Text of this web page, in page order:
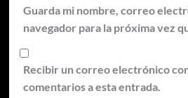
Guarda mi nombre, correo
navegador para la próxima vez
Recibir un correo electrónico
comentarios a esta entrada.